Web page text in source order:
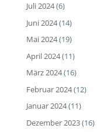
Juli 2024(6)
Juni 2024(14)
Mai 2024(19)
April 2024(11)
März 2024(16)
Februar 2024(12)
Januar 2024(11)
Dezember 2023(16)